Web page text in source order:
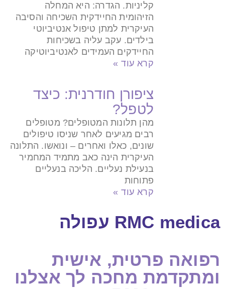
קליניות. הגדרה: היא המחלה
הזיהומית החיידקית השכיחה והסיבה
העיקרית למתן טיפול אנטיביוטי
בילדים. עקב עליה בשכיחות
החיידקים העמידים לאנטיביוטיקה
קרא עוד »
ציפורן חודרנית: כיצד
לטפל?
מהן תלונות המטופלים? מטופלים
רבים מגיעים לאחר שניסו טיפולים
שונים, כאלו ואחרים – ונואשו. התלונה
העיקרית הינה כאב מתמיד המחמיר
בנעילת נעליים. הליכה בנעליים
פתוחות
קרא עוד »
RMC medica עפולה
רפואה פרטית, אישית
ומתקדמת מחכה לך אצלנו